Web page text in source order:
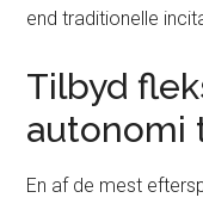
end traditionelle
Tilbyd
autonomi
En af de mest